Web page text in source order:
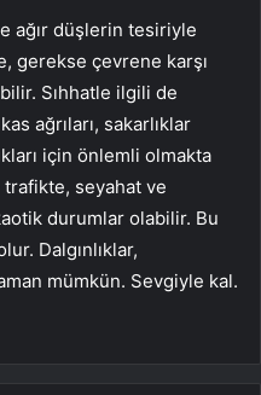
ağır düşlerin tesiriyle
gerekse çevrene karşı
Sıhhatle ilgili de
ağrıları, sakarlıklar
için önlemli olmakta
seyahat ve
durumlar olabilir. Bu
Dalgınlıklar,
mümkün. Sevgiyle kal.